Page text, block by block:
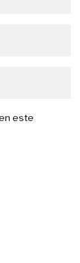
este